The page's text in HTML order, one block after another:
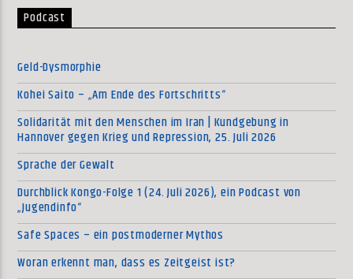
Podcast
Geld-Dysmorphie
Kohei Saito – „Am Ende des Fortschritts“
Solidarität mit den Menschen im Iran | Kundgebung in
Hannover gegen Krieg und Repression, 25. Juli 2026
Sprache der Gewalt
Durchblick Kongo-Folge 1 (24. Juli 2026), ein Podcast von
„Jugendinfo“
Safe Spaces – ein postmoderner Mythos
Woran erkennt man, dass es Zeitgeist ist?